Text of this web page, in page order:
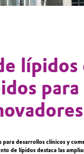
lípidos
para
desarrollos clínicos y
de lípidos destaca las